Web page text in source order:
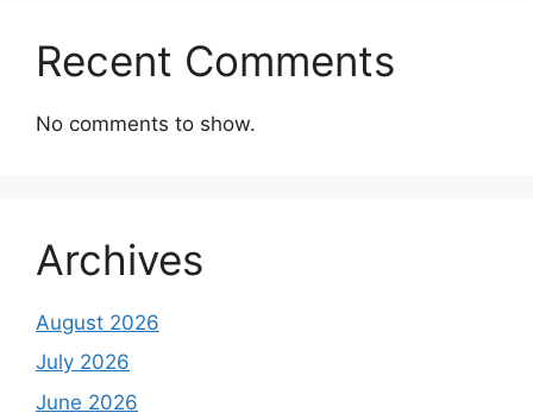
Recent Comments
No comments to show.
Archives
August 2026
July 2026
June 2026